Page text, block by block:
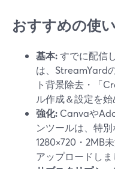
おすすめの使
基本:すでに配信
は、StreamYard
ト背景除去・「
ル作成＆設定を始
強化: Canvaや
ンツールは、特別
1280×720・2MB
アップロードし